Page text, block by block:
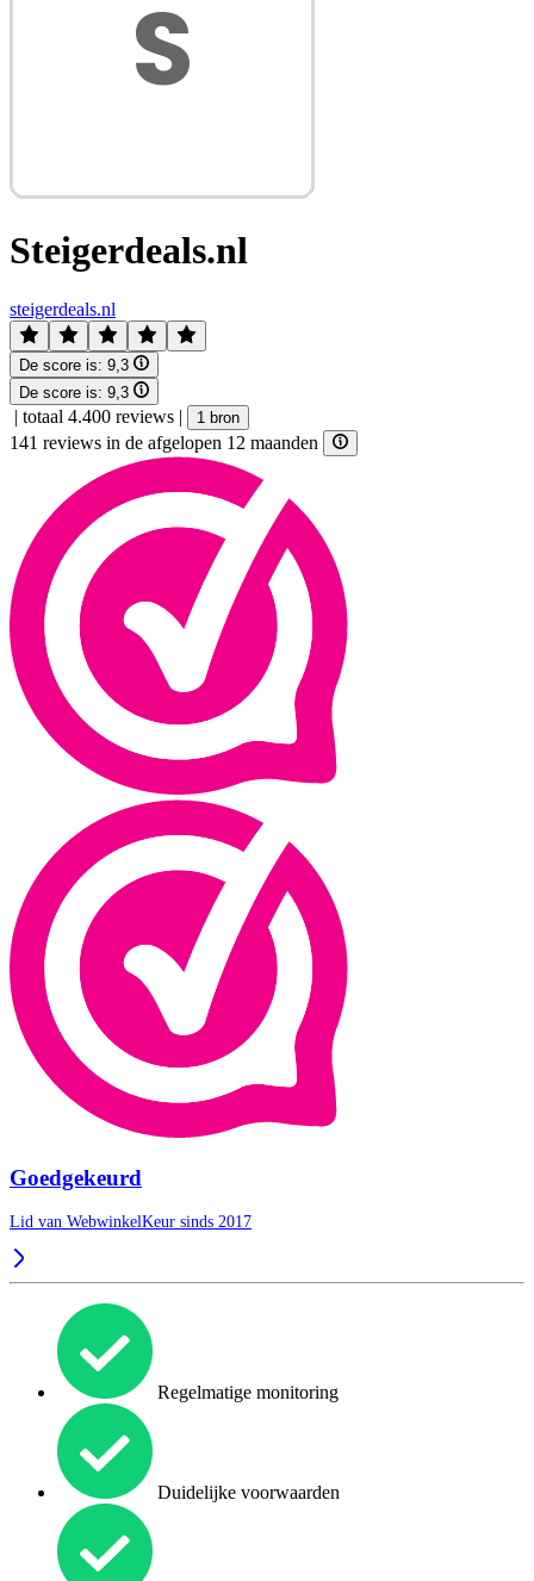
Steigerdeals.nl
steigerdeals.nl
De score is: 9,3
De score is: 9,3
| totaal 4.400 reviews | 1 bron
141 reviews in de afgelopen 12 maanden
Goedgekeurd
Lid van WebwinkelKeur sinds 2017
Regelmatige monitoring
Duidelijke voorwaarden